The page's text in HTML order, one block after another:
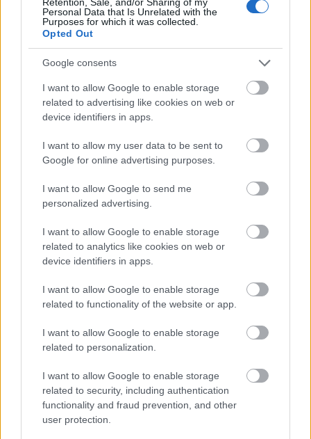
Personal Data that Is Unrelated with the
Purposes for which it was collected.
Opted Out
Google consents
I want to allow Google to enable storage
related to advertising like cookies on web or
device identifiers in apps.
I want to allow my user data to be sent to
Google for online advertising purposes.
I want to allow Google to send me
personalized advertising.
I want to allow Google to enable storage
related to analytics like cookies on web or
device identifiers in apps.
I want to allow Google to enable storage
related to functionality of the website or app.
I want to allow Google to enable storage
related to personalization.
I want to allow Google to enable storage
related to security, including authentication
functionality and fraud prevention, and other
user protection.
noen stor dag i årets første langløp.
ungdomskonkurransen etter to solide løp i
sesongåpningen før jul, gikk i mål som nummer
to. Men litt senere kom meldingen fra juryen om
Riege er disket.
24-åringen er med i en tetgruppe på seks som
kommer av gårde fra resten av feltet etter 36
kilometer. Like før mål rykker Kasper Stadaas, og
Riege diskes for å ha tatt for mange skøyteskjær
Team Ragde Charge for å komme i posisjon til
spurtoppgjøret.
Dermed må Ramudden-løperen gi fra seg den gule
trøya, og raser ned på fjerdeplass sammenlagt i Ski
Classics. Amund Riege beholder imidlertid den
rosa ungdomstrøya.